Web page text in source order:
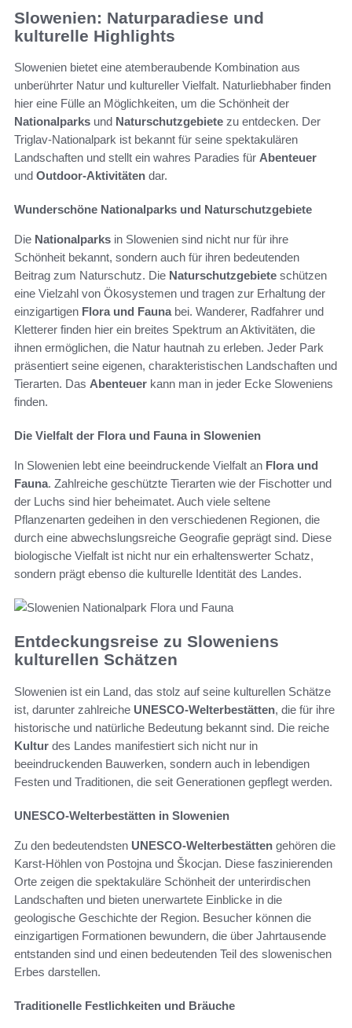
Slowenien: Naturparadiese und
kulturelle Highlights
Slowenien bietet eine atemberaubende Kombination aus
unberührter Natur und kultureller Vielfalt. Naturliebhaber finden
hier eine Fülle an Möglichkeiten, um die Schönheit der
Nationalparks und Naturschutzgebiete zu entdecken. Der
Triglav-Nationalpark ist bekannt für seine spektakulären
Landschaften und stellt ein wahres Paradies für Abenteuer
und Outdoor-Aktivitäten dar.
Wunderschöne Nationalparks und Naturschutzgebiete
Die Nationalparks in Slowenien sind nicht nur für ihre
Schönheit bekannt, sondern auch für ihren bedeutenden
Beitrag zum Naturschutz. Die Naturschutzgebiete schützen
eine Vielzahl von Ökosystemen und tragen zur Erhaltung der
einzigartigen Flora und Faunabei. Wanderer, Radfahrer und
Kletterer finden hier ein breites Spektrum an Aktivitäten, die
ihnen ermöglichen, die Natur hautnah zu erleben. Jeder Park
präsentiert seine eigenen, charakteristischen Landschaften und
Tierarten. Das Abenteuer kann man in jeder Ecke Sloweniens
finden.
Die Vielfalt der Flora und Fauna in Slowenien
In Slowenien lebt eine beeindruckende Vielfalt an Flora und
Fauna. Zahlreiche geschützte Tierarten wie der Fischotter und
der Luchs sind hier beheimatet. Auch viele seltene
Pflanzenarten gedeihen in den verschiedenen Regionen, die
durch eine abwechslungsreiche Geografie geprägt sind. Diese
biologische Vielfalt ist nicht nur ein erhaltenswerter Schatz,
sondern prägt ebenso die kulturelle Identität des Landes.
Entdeckungsreise zu Sloweniens
kulturellen Schätzen
Slowenien ist ein Land, das stolz auf seine kulturellen Schätze
ist, darunter zahlreiche UNESCO-Welterbestätten, die für ihre
historische und natürliche Bedeutung bekannt sind. Die reiche
Kultur des Landes manifestiert sich nicht nur in
beeindruckenden Bauwerken, sondern auch in lebendigen
Festen und Traditionen, die seit Generationen gepflegt werden.
UNESCO-Welterbestätten in Slowenien
Zu den bedeutendsten UNESCO-Welterbestätten gehören die
Karst-Höhlen von Postojna und Škocjan. Diese faszinierenden
Orte zeigen die spektakuläre Schönheit der unterirdischen
Landschaften und bieten unerwartete Einblicke in die
geologische Geschichte der Region. Besucher können die
einzigartigen Formationen bewundern, die über Jahrtausende
entstanden sind und einen bedeutenden Teil des slowenischen
Erbes darstellen.
Traditionelle Festlichkeiten und Bräuche